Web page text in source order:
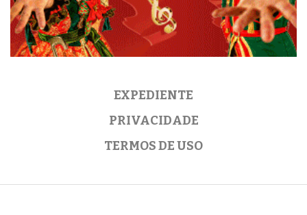
EXPEDIENTE
PRIVACIDADE
TERMOS DE USO